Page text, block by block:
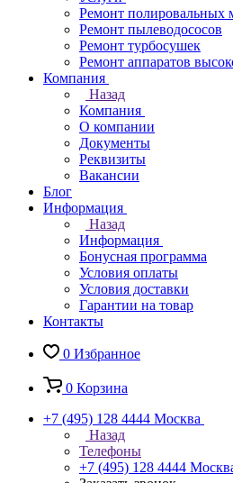
Ремонт полировальных
Ремонт пылеводососов
Ремонт турбосушек
Ремонт аппаратов
Компания
Назад
Компания
О компании
Документы
Реквизиты
Вакансии
Блог
Информация
Назад
Информация
Бонусная программа
Условия оплаты
Условия доставки
Гарантии на товар
Контакты
0 Избранное
0 Корзина
+7 (495) 128 4444 Москва
Назад
Телефоны
+7 (495) 128 4444